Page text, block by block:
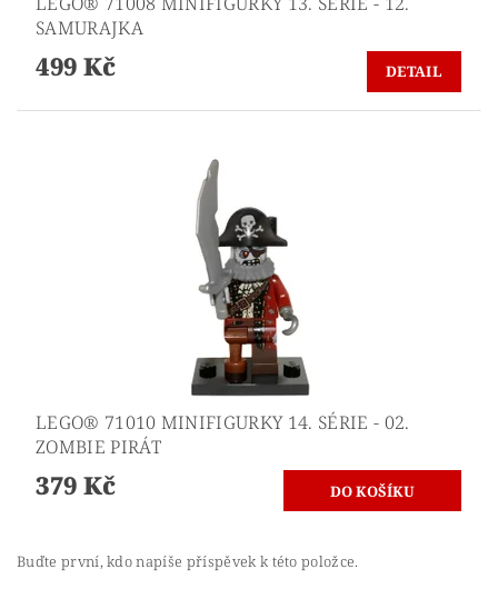
SAMURAJKA
499 Kč DETAIL
LEGO® 71010 MINIFIGURKY 14. SÉRIE - 02.
ZOMBIE PIRÁT
379 Kč
Buďte první, kdo napíše příspěvek k této položce.